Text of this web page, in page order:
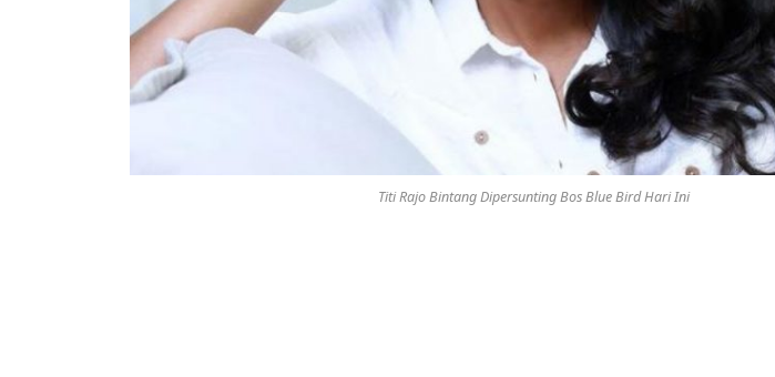
Titi Rajo Bintang Dipersunting Bos Blue Bird Hari Ini